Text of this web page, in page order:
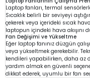
Laptop fanları, termal
Sıcaklık belirli bir seviyeyi
çekerek veya içerideki sıcak
laptopun içindeki hava akışını
Fan Değişimi ve Yükseltme
Eğer laptop fanınız düzgün
veya yükseltmek gerekebilir.
kendileri yapabilirken, daha az
yardım almak en güvenli
dikkat ederek, uyumlu bir fan